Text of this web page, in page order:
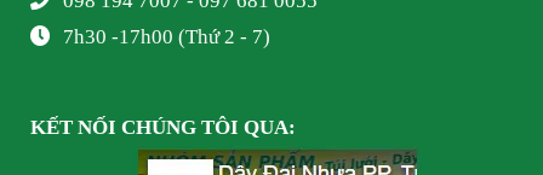
7h30 -17h00 (Thứ 2 - 7)
KẾT NỐI CHÚNG TÔI QUA: